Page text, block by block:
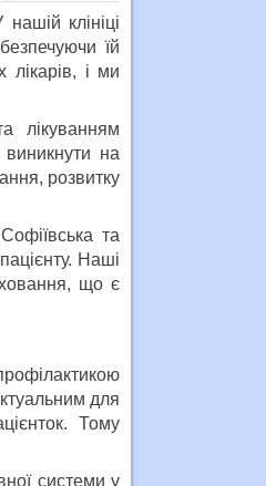
клініці
їй
і ми
лікуванням
на
розвитку
та
Наші
що є
для
Тому
системи у